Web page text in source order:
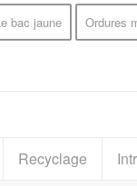
bac jaune Ordures
Recyclage